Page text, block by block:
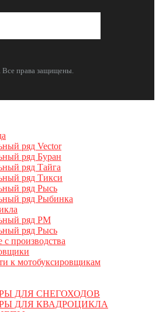
права защищены.
ряд Vector
ряд Буран
ряд Тайга
ряд Тикси
ряд Рысь
ряд Рыбинка
ряд РМ
ряд Рысь
производства
к мотобуксировщикам
ДЛЯ СНЕГОХОДОВ
ДЛЯ КВАДРОЦИКЛА